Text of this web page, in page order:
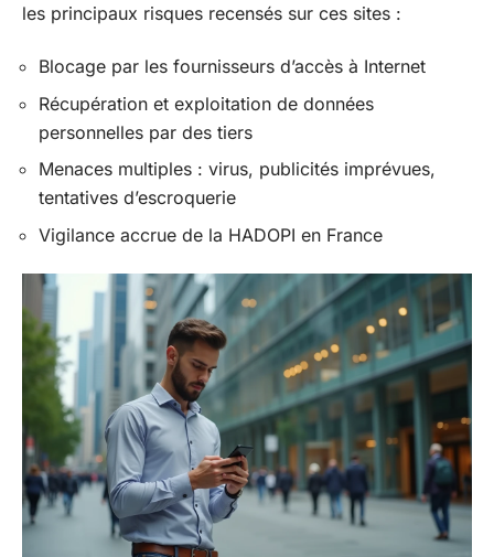
les principaux risques recensés sur ces sites :
Blocage par les fournisseurs d’accès à Internet
Récupération et exploitation de données
personnelles par des tiers
Menaces multiples : virus, publicités imprévues,
tentatives d’escroquerie
Vigilance accrue de la HADOPI en France